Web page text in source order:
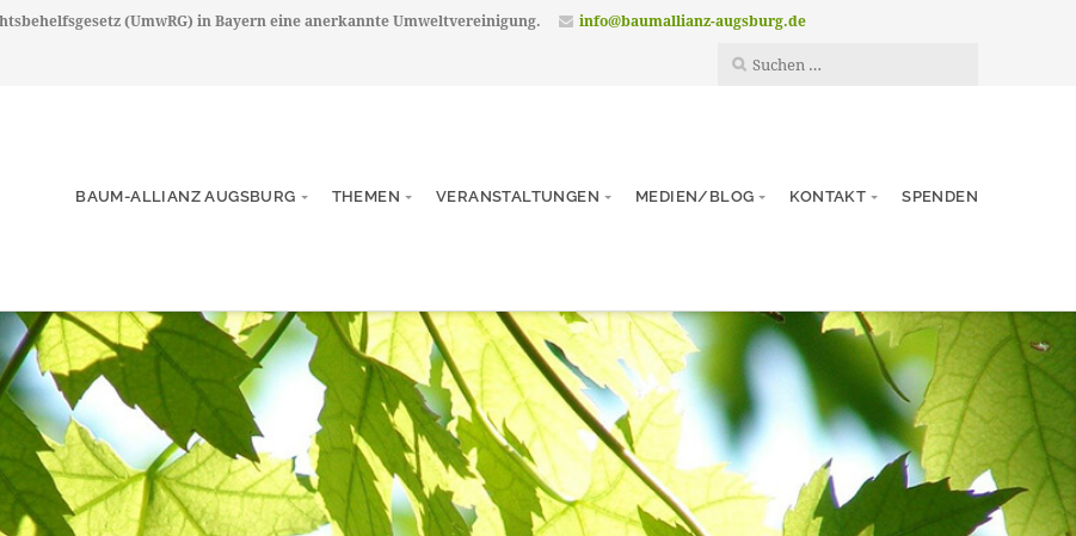
(UmwRG) in Bayern eine anerkannte Umweltvereinigung. info@baumallianz-augsburg.de
BAUM-ALLIANZ AUGSBURG THEMEN VERANSTALTUNGEN MEDIEN/BLOG KONTAKT SPENDEN